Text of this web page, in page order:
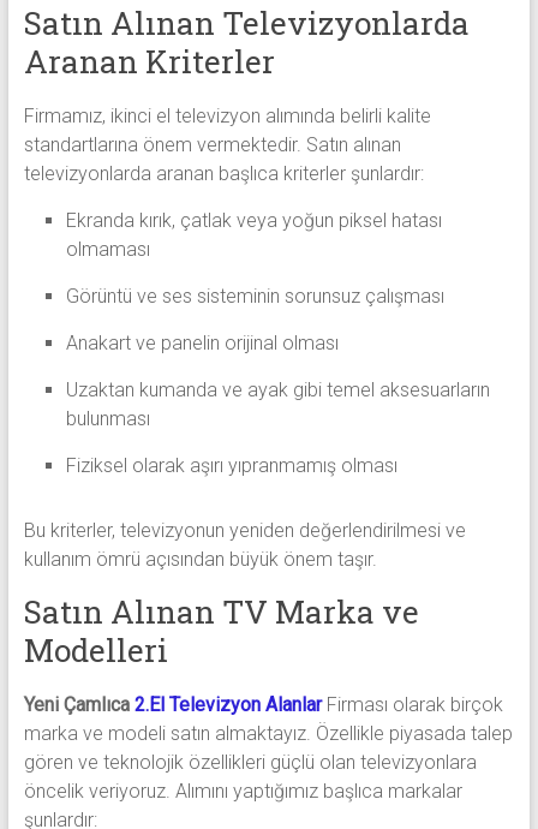
Satın Alınan Televizyonlarda
Aranan Kriterler
Firmamız, ikinci el televizyon alımında belirli kalite
standartlarına önem vermektedir. Satın alınan
televizyonlarda aranan başlıca kriterler şunlardır:
Ekranda kırık, çatlak veya yoğun piksel hatası
olmaması
Görüntü ve ses sisteminin sorunsuz çalışması
Anakart ve panelin orijinal olması
Uzaktan kumanda ve ayak gibi temel aksesuarların
bulunması
Fiziksel olarak aşırı yıpranmamış olması
Bu kriterler, televizyonun yeniden değerlendirilmesi ve
kullanım ömrü açısından büyük önem taşır.
Satın Alınan TV Marka ve
Modelleri
Yeni Çamlıca 2.El Televizyon AlanlarFirması olarak birçok
marka ve modeli satın almaktayız. Özellikle piyasada talep
gören ve teknolojik özellikleri güçlü olan televizyonlara
öncelik veriyoruz. Alımını yaptığımız başlıca markalar
şunlardır: